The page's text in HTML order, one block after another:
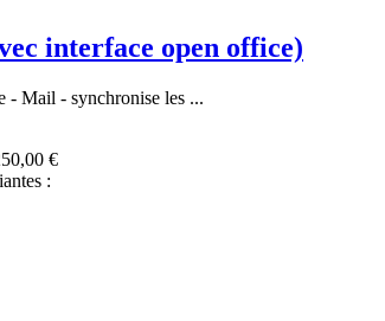
interface open office)
- Mail - synchronise les ...
€
: